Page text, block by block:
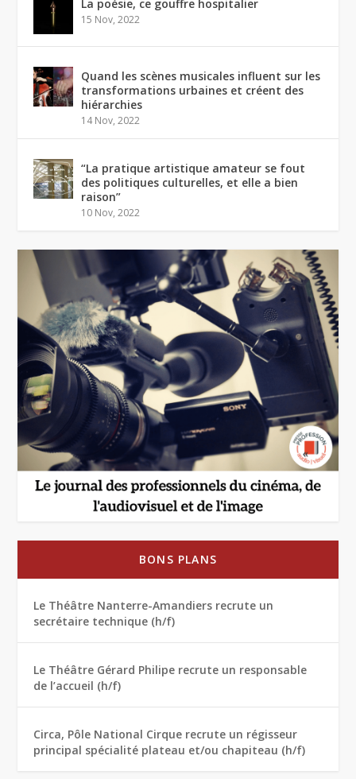
La poésie, ce gouffre hospitalier
15 Nov, 2022
Quand les scènes musicales influent sur les
transformations urbaines et créent des
hiérarchies
14 Nov, 2022
“La pratique artistique amateur se fout
des politiques culturelles, et elle a bien
raison”
10 Nov, 2022
BONS PLANS
Le Théâtre Nanterre-Amandiers recrute un
secrétaire technique (h/f)
Le Théâtre Gérard Philipe recrute un responsable
de l’accueil (h/f)
Circa, Pôle National Cirque recrute un régisseur
principal spécialité plateau et/ou chapiteau (h/f)